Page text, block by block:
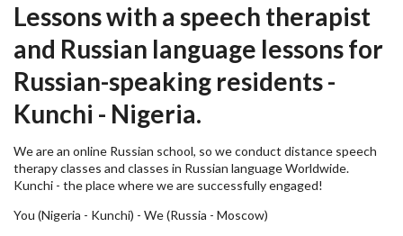
Lessons with a speech therapist
and Russian language lessons for
Russian-speaking residents -
Kunchi - Nigeria.
We are an online Russian school, so we conduct distance speech
therapy classes and classes in Russian language Worldwide.
Kunchi - the place where we are successfully engaged!
You (Nigeria - Kunchi) - We (Russia - Moscow)